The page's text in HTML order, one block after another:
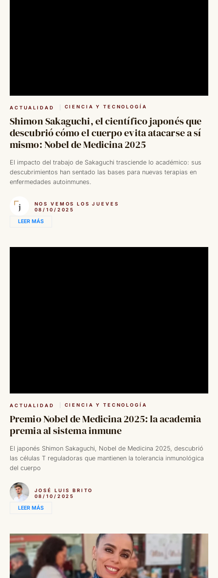
ACTUALIDAD CIENCIA Y TECNOLOGÍA
Shimon Sakaguchi, el científico japonés que
descubrió cómo el cuerpo evita atacarse a sí
mismo: Nobel de Medicina 2025
El impacto del trabajo de Sakaguchi trasciende lo académico: sus
descubrimientos han sentado las bases para nuevas terapias en
enfermedades autoinmunes.
NOS VEMOS LOS JUEVES
08/10/2025
LEER MÁS
ACTUALIDAD CIENCIA Y TECNOLOGÍA
Premio Nobel de Medicina 2025: la academia
premia al sistema inmune
El japonés Shimon Sakaguchi, Nobel de Medicina 2025, descubrió
las células T reguladoras que mantienen la tolerancia inmunológica
del cuerpo
JOSÉ LUIS BRITO
08/10/2025
LEER MÁS